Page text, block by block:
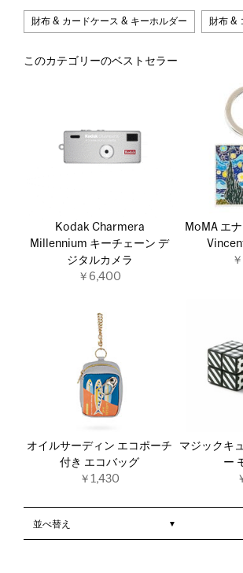
財布 & カードケース & キーホルダー 財布 &
このカテゴリーのベストセラー
Kodak Charmera
Millennium キーチェーン デ
ジタルカメラ
￥6,400
MoMA エ
オイルサーディン エコポーチ
付き エコバッグ
￥1,430
マジックキ
ー
並べ替え